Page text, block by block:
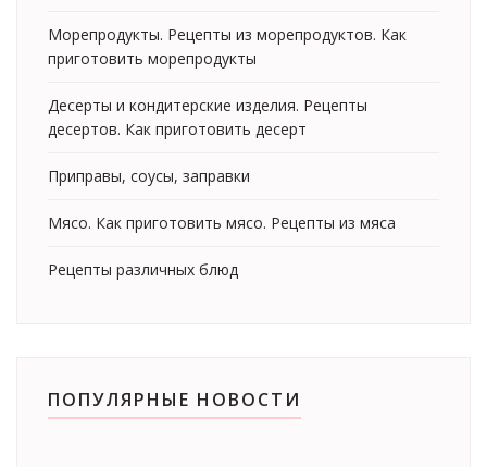
Морепродукты. Рецепты из морепродуктов. Как
приготовить морепродукты
Десерты и кондитерские изделия. Рецепты
десертов. Как приготовить десерт
Приправы, соусы, заправки
Мясо. Как приготовить мясо. Рецепты из мяса
Рецепты различных блюд
ПОПУЛЯРНЫЕ НОВОСТИ